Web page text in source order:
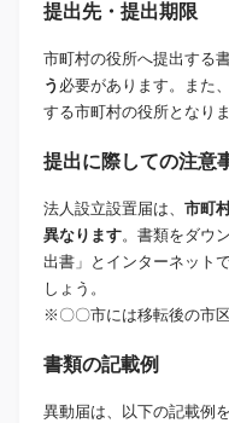
提出先・提出期限
市町村の役所へ提出する書
う 必要があります。また
する市町村の役所となりま
提出に際しての注意
法人設立設置届は、 市町
異なります。書類をダウ
出書」とインターネット
しょう。
※〇〇市には移転後の市
書類の記載例
異動届は、以下の記載例